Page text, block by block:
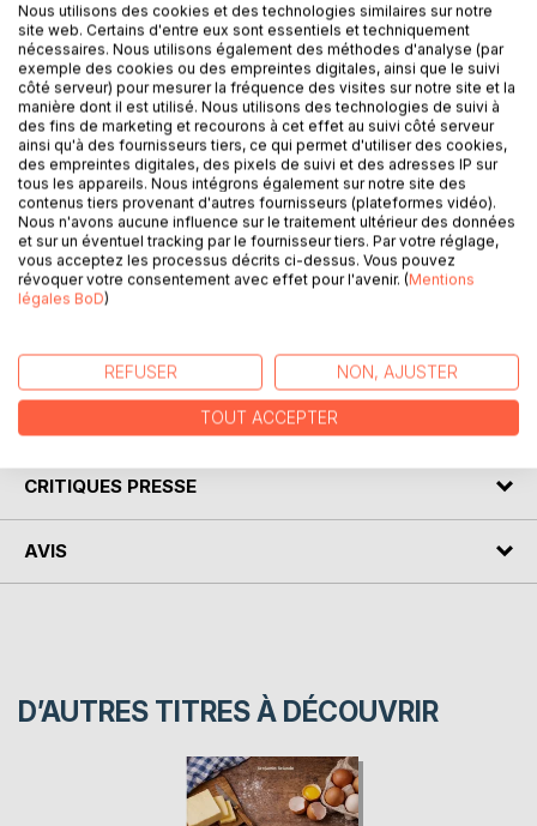
Ajouter à ma liste d'envies
Laisser un avis
DESCRIPTION
La saison 2024 des Dauphins de Nice en photos. Voilà ce
!
CRITIQUES PRESSE
AVIS
D’AUTRES TITRES À DÉCOUVRIR
Nous utilisons des cookies et des technologies similaires sur notre
site web. Certains d'entre eux sont essentiels et techniquement
nécessaires. Nous utilisons également des méthodes d'analyse (par
exemple des cookies ou des empreintes digitales, ainsi que le suivi
côté serveur) pour mesurer la fréquence des visites sur notre site et la
manière dont il est utilisé. Nous utilisons des technologies de suivi à
des fins de marketing et recourons à cet effet au suivi côté serveur
ainsi qu'à des fournisseurs tiers, ce qui permet d'utiliser des cookies,
des empreintes digitales, des pixels de suivi et des adresses IP sur
tous les appareils. Nous intégrons également sur notre site des
contenus tiers provenant d'autres fournisseurs (plateformes vidéo).
Nous n'avons aucune influence sur le traitement ultérieur des données
et sur un éventuel tracking par le fournisseur tiers. Par votre réglage,
vous acceptez les processus décrits ci-dessus. Vous pouvez
révoquer votre consentement avec effet pour l'avenir. (Mentions
légales BoD)
REFUSER NON, AJUSTER
TOUT ACCEPTER